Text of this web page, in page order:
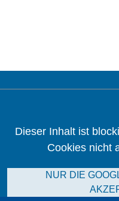
Dieser Inhalt ist
Cookies nicht
NUR DIE